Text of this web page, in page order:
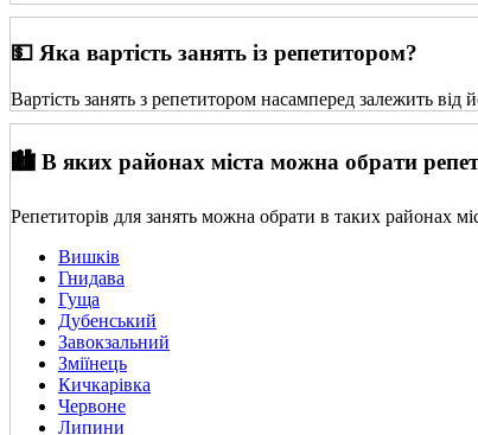
💵 Яка вартість занять із репетитором?
Вартість занять з репетитором насамперед залежить
🏙️ В яких районах міста можна обрати
Репетиторів для занять можна обрати в таких районах
Вишків
Гнидава
Гуща
Дубенський
Завокзальний
Зміїнець
Кичкарівка
Червоне
Липини